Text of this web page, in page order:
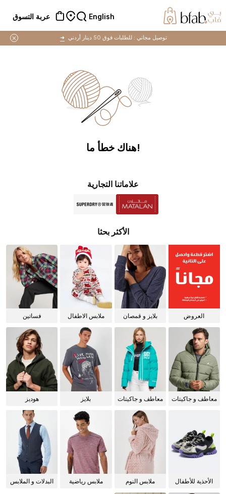
English عربة التسوق
توصيل مجاني : للطلبات فوق 50 دينار أردني ➜
!هناك خطأ ما
علاماتنا التجارية
الأكثر بحثا
العروض
بلايز و قمصان
ملابس الاطفال فساتين
معاطف و جاكيتات
معاطف و جاكيتات
بلايز هوديز
الأحذية للأطفال
ملابس النوم
ملابس رياضية
البدلات و الملابس